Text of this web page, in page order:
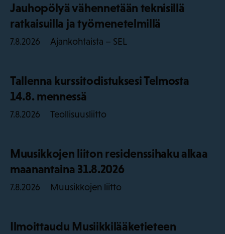
Jauhopölyä vähennetään teknisillä
ratkaisuilla ja työmenetelmillä
7.8.2026 Ajankohtaista – SEL
Tallenna kurssitodistuksesi Telmosta
14.8. mennessä
7.8.2026 Teollisuusliitto
Muusikkojen liiton residenssihaku alkaa
maanantaina 31.8.2026
7.8.2026 Muusikkojen liitto
Ilmoittaudu Musiikkilääketieteen